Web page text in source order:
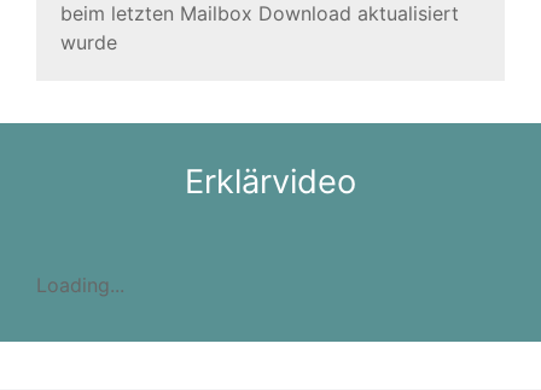
beim letzten Mailbox Download aktualisiert
wurde
Erklärvideo
Loading...